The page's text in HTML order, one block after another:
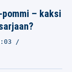
– kaksi